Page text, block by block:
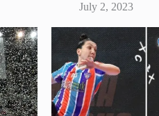
July 2, 2023